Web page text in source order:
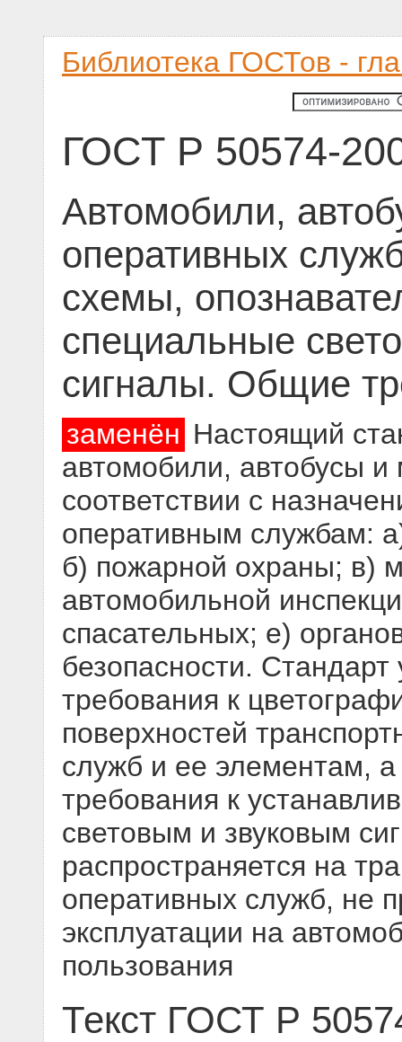
Библиотека ГОСТов -
ГОСТ Р 50574-
Автомобили,
оперативных
схемы,
специальные
сигналы. Общие
заменён Настоящий
автомобили, автобусы
соответствии с
оперативным службам:
б) пожарной охраны; в)
автомобильной
спасательных; е)
безопасности.
требования к
поверхностей
служб и ее элементам, а
требования к
световым и звуковым
распространяется на
оперативных служб, не
эксплуатации на
пользования
Текст ГОСТ Р